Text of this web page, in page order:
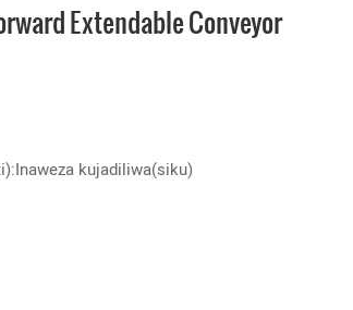
Extendable Conveyor
kujadiliwa(siku)